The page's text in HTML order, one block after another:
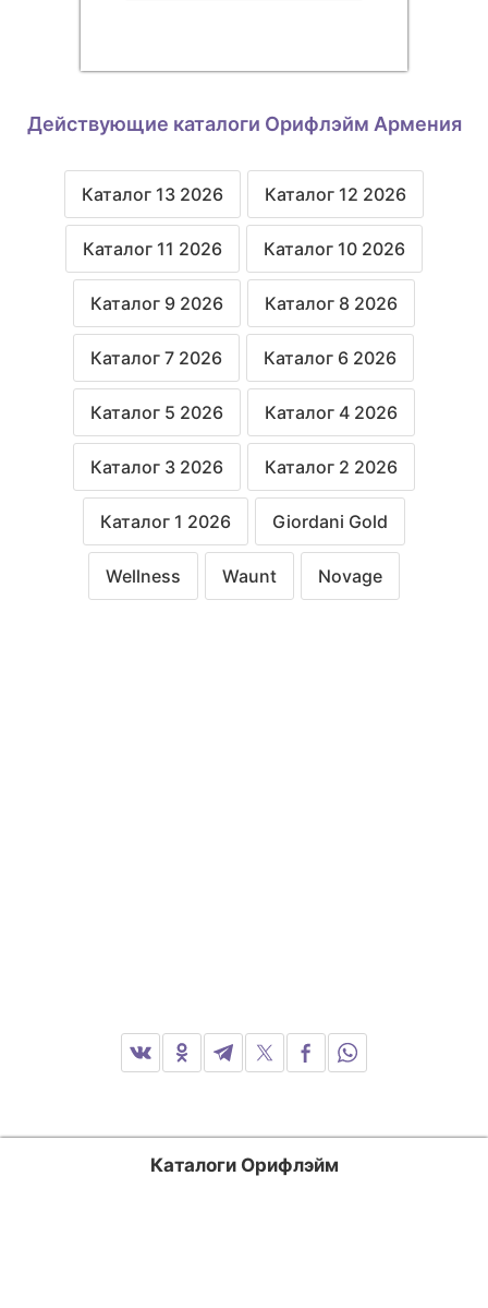
Действующие каталоги Орифлэйм Армения
Каталог 13 2026 Каталог 12 2026
Каталог 11 2026 Каталог 10 2026
Каталог 9 2026 Каталог 8 2026
Каталог 7 2026 Каталог 6 2026
Каталог 5 2026 Каталог 4 2026
Каталог 3 2026 Каталог 2 2026
Каталог 1 2026 Giordani Gold
Wellness Waunt Novage
Каталоги Орифлэйм